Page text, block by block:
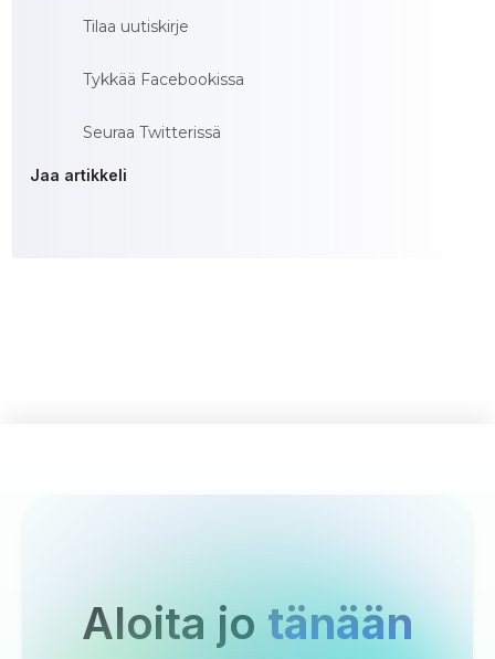
Tilaa uutiskirje
Tykkää Facebookissa
Seuraa Twitterissä
Jaa artikkeli
Aloita jo tänään